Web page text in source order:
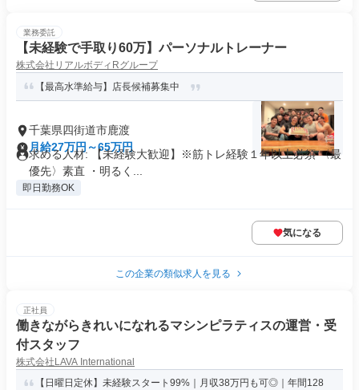
業務委託
【未経験で手取り60万】パーソナルトレーナー
株式会社リアルボディRグループ
【最高水準給与】店長候補募集中
千葉県四街道市鹿渡
月給27万円～65万円
求める人材: 【未経験大歓迎】※筋トレ経験１年以上必須 〈最
優先〉素直 ・明るく...
即日勤務OK
気になる
この企業の類似求人を見る
正社員
働きながらきれいになれるマシンピラティスの運営・受
付スタッフ
株式会社LAVA International
【日曜日定休】未経験スタート99%｜月収38万円も可◎｜年間128